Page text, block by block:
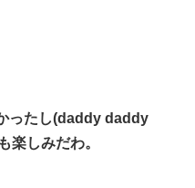
ったし(daddy daddy
楽しみだわ。